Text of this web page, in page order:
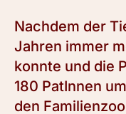
Nachdem der
Jahren immer
konnte und die
180 PatInnen
den